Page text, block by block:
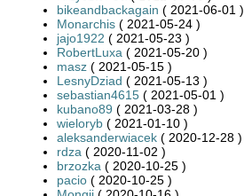
bikeandbackagain ( 2021-06-01 )
Monarchis ( 2021-05-24 )
jajo1922 ( 2021-05-23 )
RobertLuxa ( 2021-05-20 )
masz ( 2021-05-15 )
LesnyDziad ( 2021-05-13 )
sebastian4615 ( 2021-05-01 )
kubano89 ( 2021-03-28 )
wieloryb ( 2021-01-10 )
aleksanderwiacek ( 2020-12-28 )
rdza ( 2020-11-02 )
brzozka ( 2020-10-25 )
pacio ( 2020-10-25 )